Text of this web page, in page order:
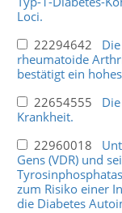
Loci.
22294642
rheumatoide
bestätigt ein
22654555
Krankheit.
22960018
Gens (VDR) und
zum Risiko einer
die Diabetes